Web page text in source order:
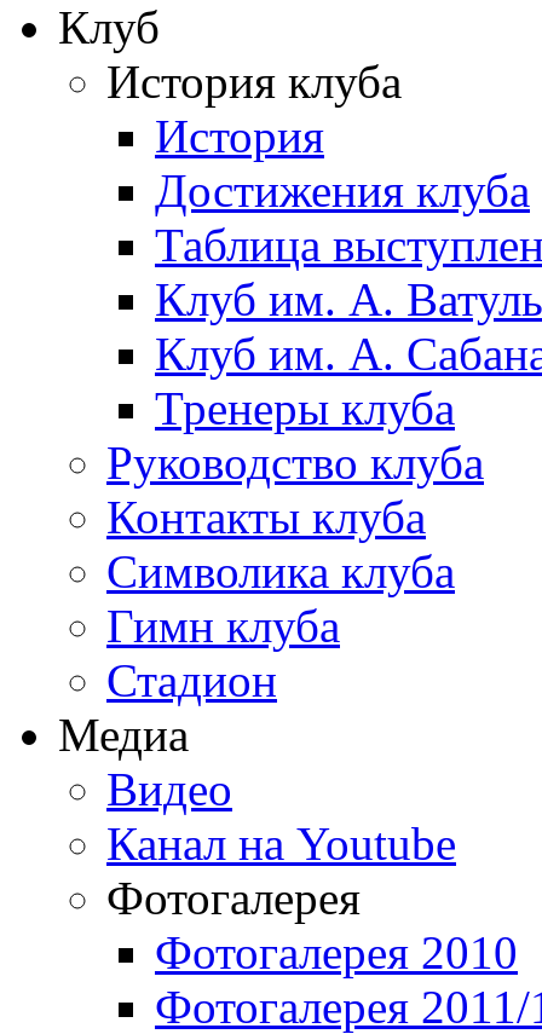
Клуб
История клуба
История
Достижения клуба
Таблица
Клуб им. А.
Клуб им. А.
Тренеры клуба
Руководство клуба
Контакты клуба
Символика клуба
Гимн клуба
Стадион
Медиа
Видео
Канал на Youtube
Фотогалерея
Фотогалерея 2010
Фотогалерея 2011/